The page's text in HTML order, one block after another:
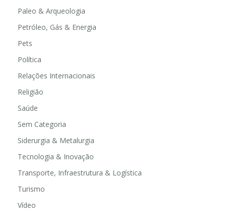
Paleo & Arqueologia
Petróleo, Gás & Energia
Pets
Política
Relações Internacionais
Religião
Saúde
Sem Categoria
Siderurgia & Metalurgia
Tecnologia & Inovação
Transporte, Infraestrutura & Logística
Turismo
Vídeo